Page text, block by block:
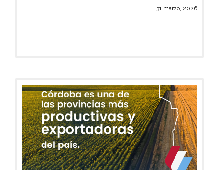
31 marzo, 2026